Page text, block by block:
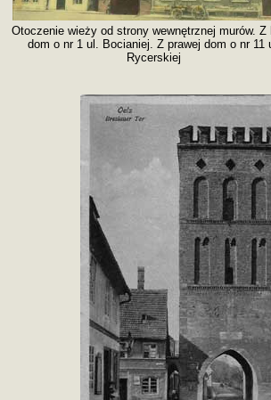
Otoczenie wieży od strony wewnętrznej murów. Z
dom o nr 1 ul. Bocianiej. Z prawej dom o nr 11
Rycerskiej